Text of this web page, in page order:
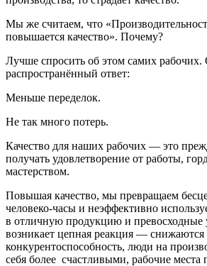
Мы же считаем, что
повышается качество». Почему?
Лучше спросить об этом самих
распространённый ответ:
Меньше переделок.
Не так много потерь.
Качество для наших рабочих — это
получать удовлетворение от работы,
мастерством.
Повышая качество, мы превращаем
человеко-часы и неэффективно
в отличную продукцию и превосходные
возникает цепная реакция — снижаются
конкурентоспособность, люди на
себя более счастливыми, рабочие